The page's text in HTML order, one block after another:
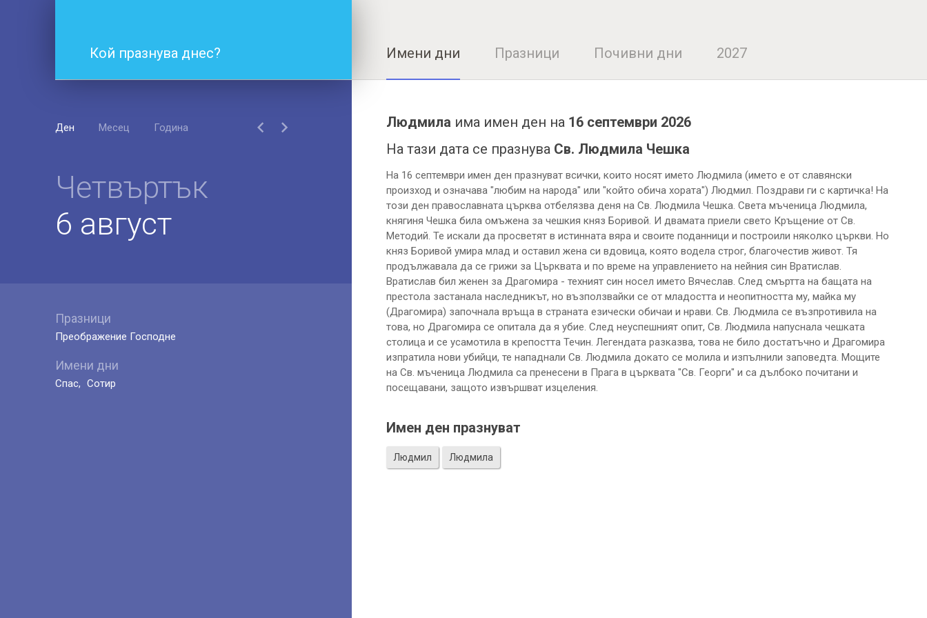
Кой празнува днес? Имени дни Празници Почивни дни 2027
Ден Месец Година
Четвъртък
6 август
Празници
Преображение Господне
Имени дни
Спас Сотир
Людмила има имен ден на 16 септември 2026
На тази дата се празнува Св. Людмила Чешка
На 16 септември имен ден празнуват всички, които носят името Людмила (името е от славянски
произход и означава "любим на народа" или "който обича хората") Людмил. Поздрави ги с картичка! На
този ден православната църква отбелязва деня на Св. Людмила Чешка. Света мъченица Людмила,
княгиня Чешка била омъжена за чешкия княз Боривой. И двамата приели свето Кръщение от Св.
Методий. Те искали да просветят в истинната вяра и своите поданници и построили няколко църкви. Но
княз Боривой умира млад и оставил жена си вдовица, която водела строг, благочестив живот. Тя
продължавала да се грижи за Църквата и по време на управлението на нейния син Вратислав.
Вратислав бил женен за Драгомира - техният син носел името Вячеслав. След смъртта на бащата на
престола застанала наследникът, но възползвайки се от младостта и неопитността му, майка му
(Драгомира) започнала връща в страната езически обичаи и нрави. Св. Людмила се възпротивила на
това, но Драгомира се опитала да я убие. След неуспешният опит, Св. Людмила напуснала чешката
столица и се усамотила в крепостта Течин. Легендата разказва, това не било достатъчно и Драгомира
изпратила нови убийци, те нападнали Св. Людмила докато се молила и изпълнили заповедта. Мощите
на Св. мъченица Людмила са пренесени в Прага в църквата "Св. Георги" и са дълбоко почитани и
посещавани, защото извършват изцеления.
Имен ден празнуват
Людмил Людмила